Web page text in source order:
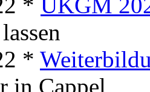
*
in Cappel